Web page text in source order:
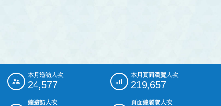
::: 本月造訪人次
24,577
本月頁面瀏覽人次
219,657
總造訪人次
頁面總瀏覽人次